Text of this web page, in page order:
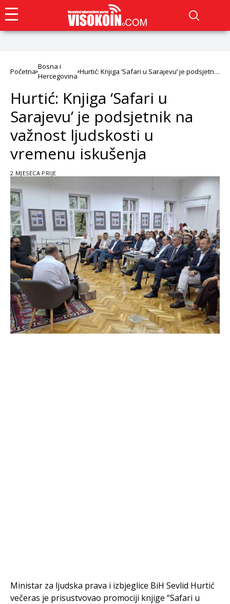
Početna
Bosna i
Hercegovina
Hurtić: Knjiga ‘Safari u Sarajevu’ je podsjetnik
Hurtić: Knjiga ‘Safari u
Sarajevu’ je podsjetnik na
važnost ljudskosti u
vremenu iskušenja
2 MJESECA PRIJE
Ministar za ljudska prava i izbjeglice BiH Sevlid Hurtić
večeras je prisustvovao promociji knjige “Safari u